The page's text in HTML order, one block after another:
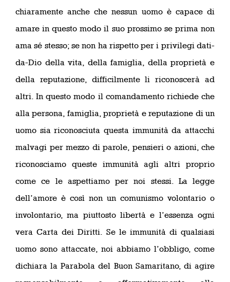
chiaramente anche che nessun uomo è capace di
amare in questo modo il suo prossimo se prima non
ama sé stesso; se non ha rispetto per i privilegi dati-
da-Dio della vita, della famiglia, della proprietà e
della reputazione, difficilmente li riconoscerà ad
altri. In questo modo il comandamento richiede che
alla persona, famiglia, proprietà e reputazione di un
uomo sia riconosciuta questa immunità da attacchi
malvagi per mezzo di parole, pensieri o azioni, che
riconosciamo queste immunità agli altri proprio
come ce le aspettiamo per noi stessi. La legge
dell’amore è così non un comunismo volontario o
involontario, ma piuttosto libertà e l’essenza ogni
vera Carta dei Diritti. Se le immunità di qualsiasi
uomo sono attaccate, noi abbiamo l’obbligo, come
dichiara la Parabola del Buon Samaritano, di agire